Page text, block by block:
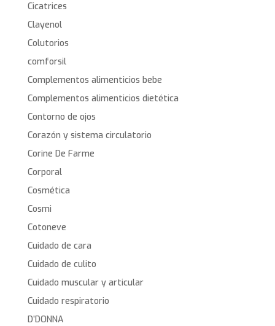
Cicatrices
Clayenol
Colutorios
comforsil
Complementos alimenticios bebe
Complementos alimenticios dietética
Contorno de ojos
Corazón y sistema circulatorio
Corine De Farme
Corporal
Cosmética
Cosmi
Cotoneve
Cuidado de cara
Cuidado de culito
Cuidado muscular y articular
Cuidado respiratorio
D’DONNA